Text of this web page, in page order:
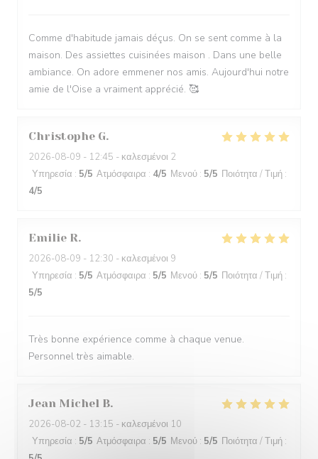
Comme d'habitude jamais déçus. On se sent comme à la
maison. Des assiettes cuisinées maison . Dans une belle
ambiance. On adore emmener nos amis. Aujourd'hui notre
amie de l'Oise a vraiment apprécié. 🥰
Christophe G
2026-08-09 - 12:45 - καλεσμένοι 2
Υπηρεσία : 5/5 Ατμόσφαιρα : 4/5 Μενού : 5/5 Ποιότητα / Τιμή :
4/5
Emilie R
2026-08-09 - 12:30 - καλεσμένοι 9
Υπηρεσία : 5/5 Ατμόσφαιρα : 5/5 Μενού : 5/5 Ποιότητα / Τιμή :
5/5
Très bonne expérience comme à chaque venue.
Personnel très aimable.
Jean Michel B
2026-08-02 - 13:15 - καλεσμένοι 10
Υπηρεσία : 5/5 Ατμόσφαιρα : 5/5 Μενού : 5/5 Ποιότητα / Τιμή :